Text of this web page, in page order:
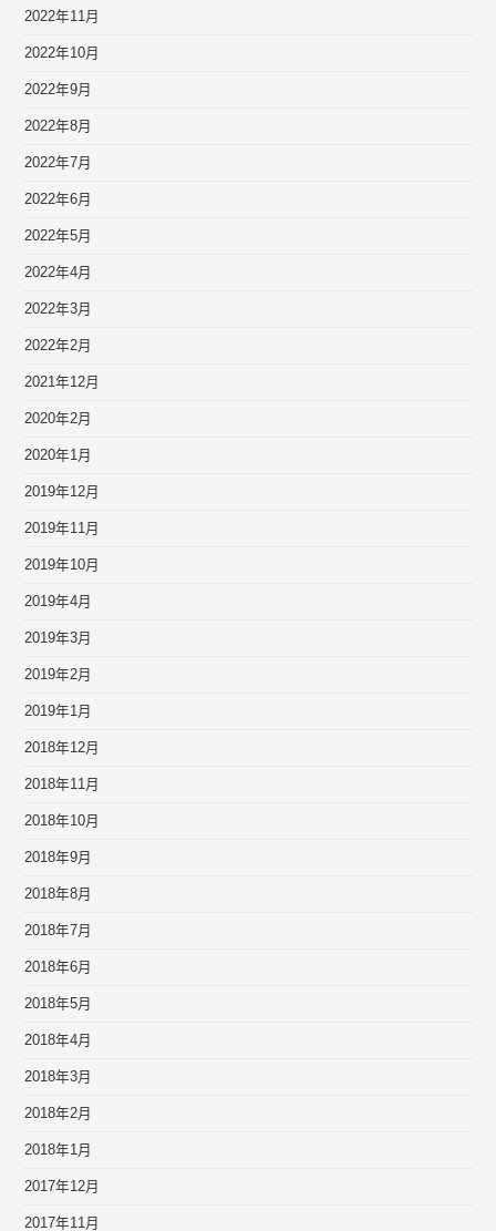
2022年11月
2022年10月
2022年9月
2022年8月
2022年7月
2022年6月
2022年5月
2022年4月
2022年3月
2022年2月
2021年12月
2020年2月
2020年1月
2019年12月
2019年11月
2019年10月
2019年4月
2019年3月
2019年2月
2019年1月
2018年12月
2018年11月
2018年10月
2018年9月
2018年8月
2018年7月
2018年6月
2018年5月
2018年4月
2018年3月
2018年2月
2018年1月
2017年12月
2017年11月